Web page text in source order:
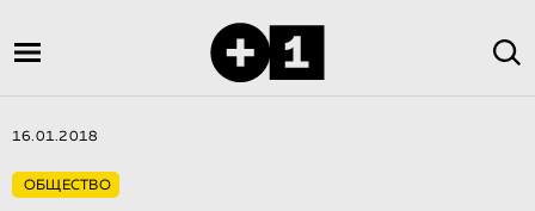
16.01.2018
ОБЩЕСТВО